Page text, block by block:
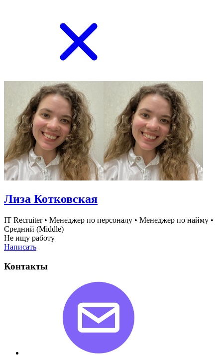
Лиза Котковская
IT Recruiter• Менеджер по персоналу • Менеджер по найму •
Средний (Middle)
Не ищу работу
Написать
Контакты